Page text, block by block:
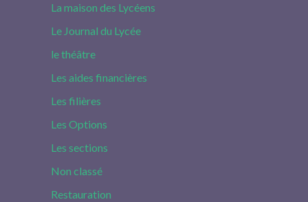
La maison des Lycéens
Le Journal du Lycée
le théâtre
Les aides financières
Les filières
Les Options
Les sections
Non classé
Restauration